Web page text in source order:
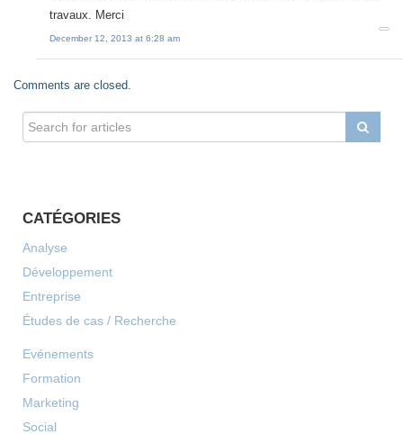
travaux. Merci
December 12, 2013 at 6:28 am
Comments are closed.
CATÉGORIES
Analyse
Développement
Entreprise
Études de cas / Recherche
Evénements
Formation
Marketing
Social